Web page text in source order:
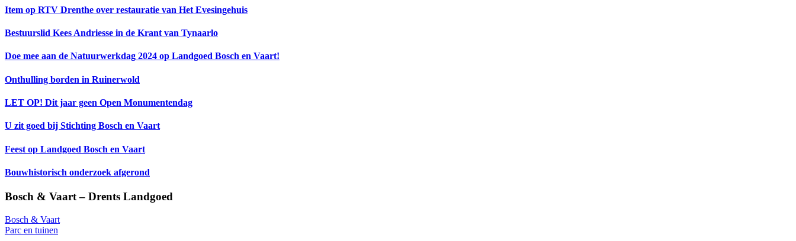
Item op RTV Drenthe over restauratie van Het Evesingehuis
Bestuurslid Kees Andriesse in de Krant van Tynaarlo
Doe mee aan de Natuurwerkdag 2024 op Landgoed Bosch en Vaart!
Onthulling borden in Ruinerwold
LET OP! Dit jaar geen Open Monumentendag
U zit goed bij Stichting Bosch en Vaart
Feest op Landgoed Bosch en Vaart
Bouwhistorisch onderzoek afgerond
Footer
Bosch & Vaart – Drents Landgoed
Bosch & Vaart
Parc en tuinen